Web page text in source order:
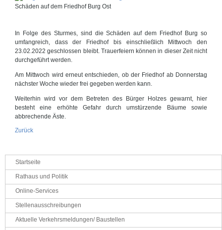
Schäden auf dem Friedhof Burg Ost
In Folge des Sturmes, sind die Schäden auf dem Friedhof Burg so
umfangreich, dass der Friedhof bis einschließlich Mittwoch den
23.02.2022 geschlossen bleibt. Trauerfeiern können in dieser Zeit nicht
durchgeführt werden.
Am Mittwoch wird erneut entschieden, ob der Friedhof ab Donnerstag
nächster Woche wieder frei gegeben werden kann.
Weiterhin wird vor dem Betreten des Bürger Holzes gewarnt, hier
besteht eine erhöhte Gefahr durch umstürzende Bäume sowie
abbrechende Äste.
Zurück
Navigation
überspringen
Startseite
Rathaus und Politik
Online-Services
Stellenausschreibungen
Aktuelle Verkehrsmeldungen/ Baustellen